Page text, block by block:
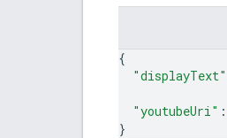
{
"displayText"
"youtubeUri" :
}